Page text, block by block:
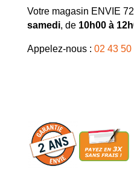
Votre magasin ENVIE
samedi, de 10h00 à
Appelez-nous : 02 43 50